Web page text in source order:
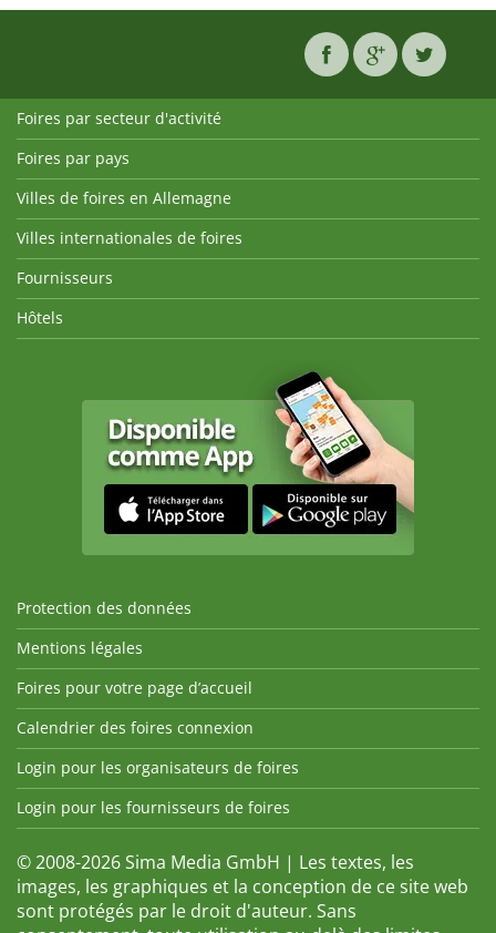
Foires par secteur d'activité
Foires par pays
Villes de foires en Allemagne
Villes internationales de foires
Fournisseurs
Hôtels
Protection des données
Mentions légales
Foires pour votre page d’accueil
Calendrier des foires connexion
Login pour les organisateurs de foires
Login pour les fournisseurs de foires
© 2008-2026 Sima Media GmbH | Les textes, les
images, les graphiques et la conception de ce site web
sont protégés par le droit d'auteur. Sans